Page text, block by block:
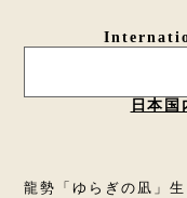
日本
龍勢「ゆらぎの凪」